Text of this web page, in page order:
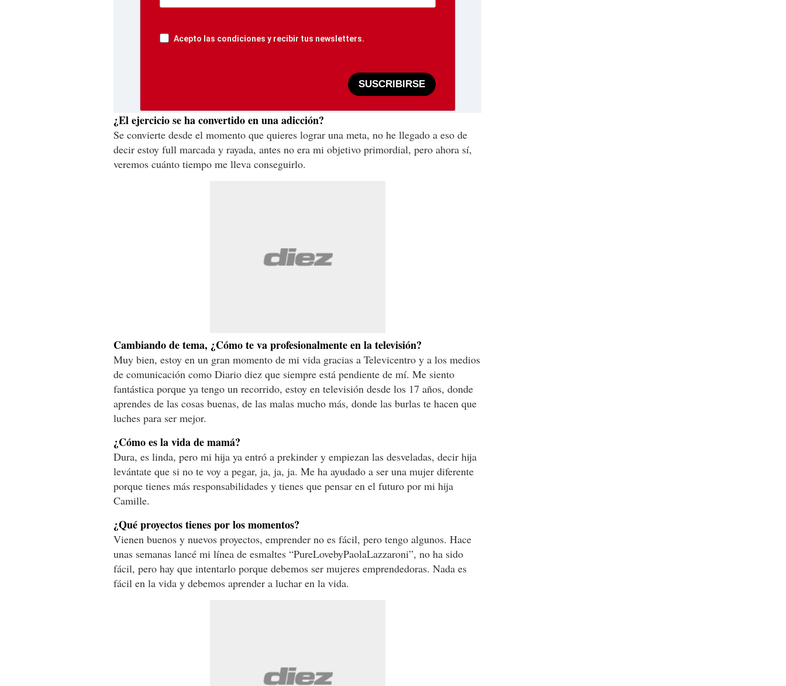
Acepto las condiciones y recibir tus newsletters.
SUSCRIBIRSE
¿El ejercicio se ha convertido en una adicción?
Se convierte desde el momento que quieres lograr una meta, no he llegado a eso de
decir estoy full marcada y rayada, antes no era mi objetivo primordial, pero ahora sí,
veremos cuánto tiempo me lleva conseguirlo.
Cambiando de tema, ¿Cómo te va profesionalmente en la televisión?
Muy bien, estoy en un gran momento de mi vida gracias a Televicentro y a los medios
de comunicación como Diario diez que siempre está pendiente de mí. Me siento
fantástica porque ya tengo un recorrido, estoy en televisión desde los 17 años, donde
aprendes de las cosas buenas, de las malas mucho más, donde las burlas te hacen que
luches para ser mejor.
¿Cómo es la vida de mamá?
Dura, es linda, pero mi hija ya entró a prekinder y empiezan las desveladas, decir hija
levántate que si no te voy a pegar, ja, ja, ja. Me ha ayudado a ser una mujer diferente
porque tienes más responsabilidades y tienes que pensar en el futuro por mi hija
Camille.
¿Qué proyectos tienes por los momentos?
Vienen buenos y nuevos proyectos, emprender no es fácil, pero tengo algunos. Hace
unas semanas lancé mi línea de esmaltes “PureLovebyPaolaLazzaroni”, no ha sido
fácil, pero hay que intentarlo porque debemos ser mujeres emprendedoras. Nada es
fácil en la vida y debemos aprender a luchar en la vida.